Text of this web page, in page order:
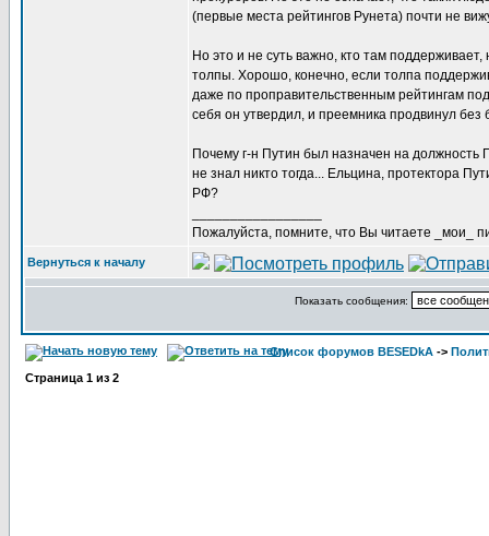
(первые места рейтингов Рунета) почти не
Но это и не суть важно, кто там
толпы. Хорошо, конечно, если толпа
даже по проправительственным рейтингам
себя он утвердил, и преемника продвинул без
Почему г-н Путин был назначен на должность
не знал никто тогда... Ельцина, протектора
РФ?
Пожалуйста, помните, что Вы читаете _мои_
Вернуться к началу
Показать сообщения:
Список форумов BESEDkA ->
Страница 1 из 2